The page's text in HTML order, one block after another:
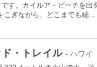
す。カイルア・ビーチを
こぎながら、どこまでも続...
・トレイル - ハワイ